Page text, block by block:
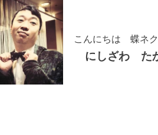
こんにちは 蝶ネ
にしざわ た